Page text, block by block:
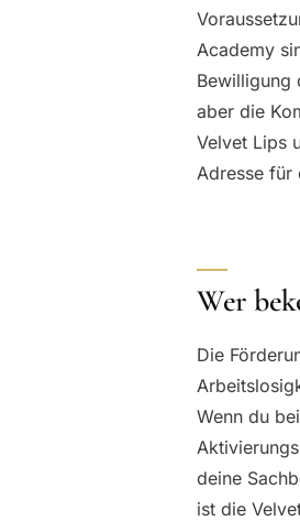
Academy
Bewilligung
aber die
Velvet Lips
Adresse für
Wer
Die
Wenn du
deine
ist die